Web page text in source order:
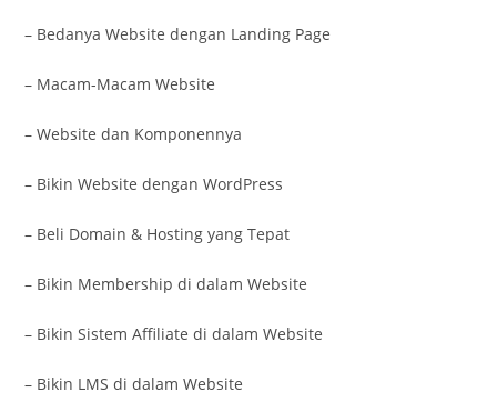
– Bedanya Website dengan Landing Page
– Macam-Macam Website
– Website dan Komponennya
– Bikin Website dengan WordPress
– Beli Domain & Hosting yang Tepat
– Bikin Membership di dalam Website
– Bikin Sistem Affiliate di dalam Website
– Bikin LMS di dalam Website